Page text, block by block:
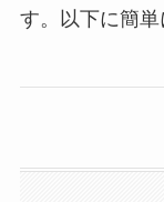
す。以下に簡単